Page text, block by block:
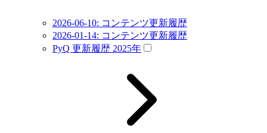
2026-06-10: コンテンツ更新履歴
2026-01-14: コンテンツ更新履歴
PyQ 更新履歴 2025年